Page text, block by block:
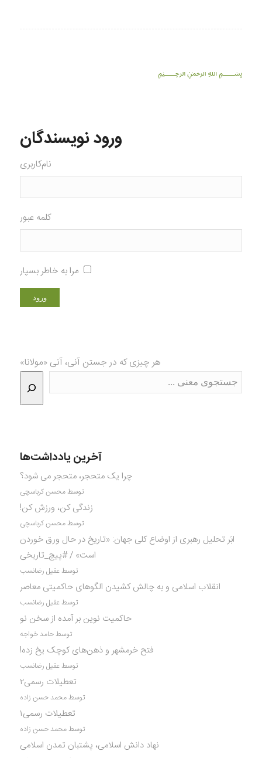
﷽
ورود نویسندگان
نام‌کاربری
کلمه عبور
مرا به خاطر بسپار
هر چیزی که در جستن آنی، آنی «مولانا»
آخرین یادداشت‌ها
چرا یک متحجر، متحجر می شود؟
توسط محسن کرباسچی
زندگی کن، ورزش کن!
توسط محسن کرباسچی
ابَر تحلیل رهبری از اوضاع کلی جهان: «تاریخ در حال ورق خوردن
است» / #پیچ_تاریخی
توسط عقیل رضانسب
انقلاب اسلامی و به چالش کشیدن الگوهای حاکمیتی معاصر
توسط عقیل رضانسب
حاکمیت نوین بر آمده از سخن نو
توسط حامد خواجه
فتح خرمشهر و ذهن‌های کوچک یخ زده!
توسط عقیل رضانسب
تعطیلات رسمی۲
توسط محمد حسن زاده
تعطیلات رسمی۱
توسط محمد حسن زاده
نهاد دانش اسلامی، پشتبان تمدن اسلامی